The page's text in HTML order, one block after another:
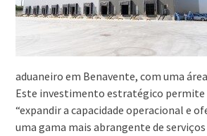
aduaneiro em Benavente, com uma
Este investimento estratégico permite
“expandir a capacidade operacional e
uma gama mais abrangente de